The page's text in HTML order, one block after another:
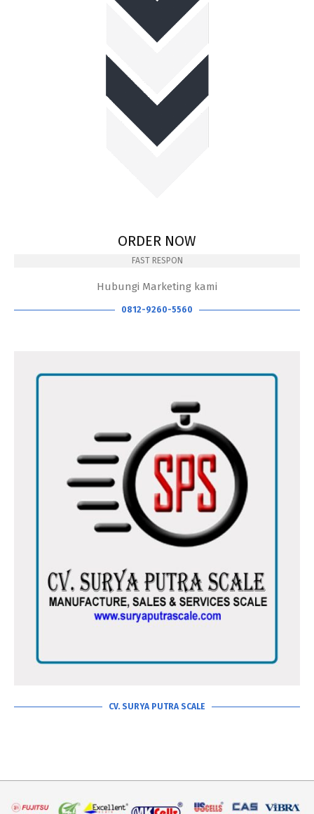
ORDER NOW
FAST RESPON
Hubungi Marketing kami
0812-9260-5560
CV. SURYA PUTRA SCALE